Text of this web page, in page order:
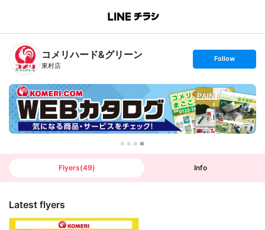
B
n
T
コメリハード&グリーン
東村店
s
t
o
l
l
o
w
Follow
Flyers(49) Info
Latest flyers